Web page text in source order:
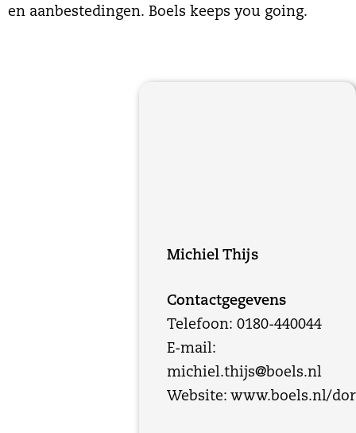
en aanbestedingen. Boels keeps you going.
Michiel Thijs
Contactgegevens
Telefoon: 0180-440044
E-mail:
michiel.thijs@boels.nl
Website: www.boels.nl/